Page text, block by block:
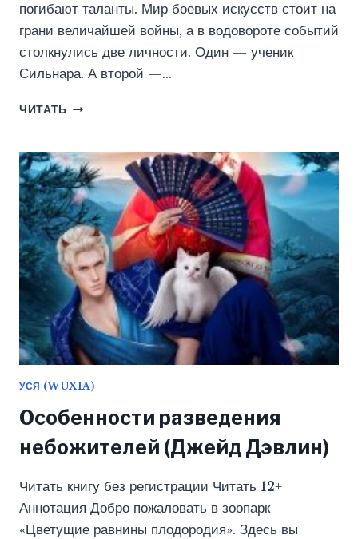
погибают таланты. Мир боевых искусств стоит на
грани величайшей войны, а в водовороте событий
столкнулись две личности. Один — ученик
Сильнара. А второй —…
ЧИТАТЬ ДЕСЯТЬ
КНИГА
ШЕСТАЯ
(ИЛЬЯ
ГОЛОВАНЬ
(KRAYHIR))
УСЯ (WUXIA)
Особенности разведения
небожителей (Джейд Дэвлин)
Читать книгу без регистрации Читать 12+
Аннотация Добро пожаловать в зоопарк
«Цветущие равнины плодородия». Здесь вы